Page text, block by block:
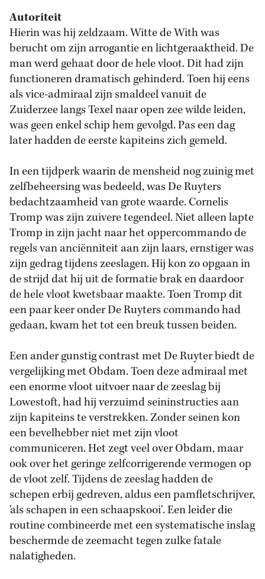
Autoriteit
Hierin was hij zeldzaam. Witte de With was
berucht om zijn arrogantie en lichtgeraaktheid. De
man werd gehaat door de hele vloot. Dit had zijn
functioneren dramatisch gehinderd. Toen hij eens
als vice-admiraal zijn smaldeel vanuit de
Zuiderzee langs Texel naar open zee wilde leiden,
was geen enkel schip hem gevolgd. Pas een dag
later hadden de eerste kapiteins zich gemeld.
In een tijdperk waarin de mensheid nog zuinig met
zelfbeheersing was bedeeld, was De Ruyters
bedachtzaamheid van grote waarde. Cornelis
Tromp was zijn zuivere tegendeel. Niet alleen lapte
Tromp in zijn jacht naar het oppercommando de
regels van anciënniteit aan zijn laars, ernstiger was
zijn gedrag tijdens zeeslagen. Hij kon zo opgaan in
de strijd dat hij uit de formatie brak en daardoor
de hele vloot kwetsbaar maakte. Toen Tromp dit
een paar keer onder De Ruyters commando had
gedaan, kwam het tot een breuk tussen beiden.
Een ander gunstig contrast met De Ruyter biedt de
vergelijking met Obdam. Toen deze admiraal met
een enorme vloot uitvoer naar de zeeslag bij
Lowestoft, had hij verzuimd seininstructies aan
zijn kapiteins te verstrekken. Zonder seinen kon
een bevelhebber niet met zijn vloot
communiceren. Het zegt veel over Obdam, maar
ook over het geringe zelfcorrigerende vermogen op
de vloot zelf. Tijdens de zeeslag hadden de
schepen erbij gedreven, aldus een pamfletschrijver,
'als schapen in een schaapskooi'. Een leider die
routine combineerde met een systematische inslag
beschermde de zeemacht tegen zulke fatale
nalatigheden.